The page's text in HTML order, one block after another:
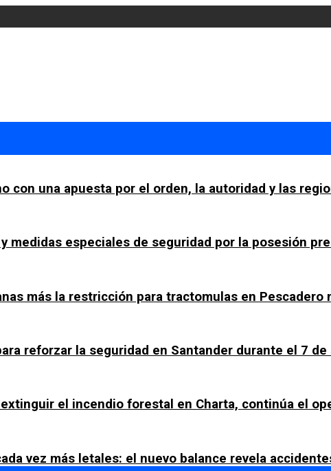
con una apuesta por el orden, la autoridad y las
medidas especiales de seguridad por la posesión
más la restricción para tractomulas en Pescadero
reforzar la seguridad en Santander durante el 7 de
el incendio forestal en Charta, continúa el
vez más letales: el nuevo balance revela